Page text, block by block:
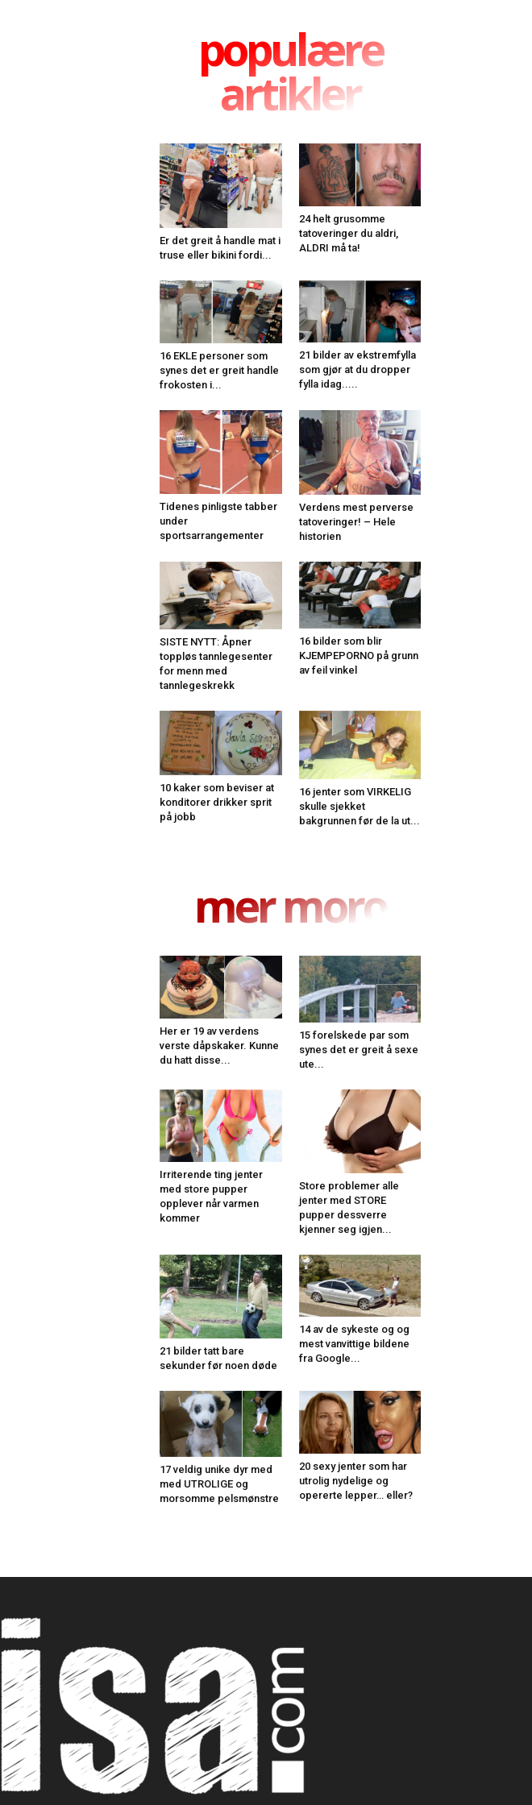
populære
artikler
Er det greit å handle mat i
truse eller bikini fordi...
24 helt grusomme
tatoveringer du aldri,
ALDRI må ta!
16 EKLE personer som
synes det er greit handle
frokosten i...
21 bilder av ekstremfylla
som gjør at du dropper
fylla idag.....
Tidenes pinligste tabber
under
sportsarrangementer
Verdens mest perverse
tatoveringer! – Hele
historien
SISTE NYTT: Åpner
toppløs tannlegesenter
for menn med
tannlegeskrekk
16 bilder som blir
KJEMPEPORNO på grunn
av feil vinkel
10 kaker som beviser at
konditorer drikker sprit
på jobb
16 jenter som VIRKELIG
skulle sjekket
bakgrunnen før de la ut...
mer moro
Her er 19 av verdens
verste dåpskaker. Kunne
du hatt disse...
15 forelskede par som
synes det er greit å sexe
ute...
Irriterende ting jenter
med store pupper
opplever når varmen
kommer
Store problemer alle
jenter med STORE
pupper dessverre
kjenner seg igjen...
21 bilder tatt bare
sekunder før noen døde
14 av de sykeste og og
mest vanvittige bildene
fra Google...
17 veldig unike dyr med
med UTROLIGE og
morsomme pelsmønstre
20 sexy jenter som har
utrolig nydelige og
opererte lepper… eller?